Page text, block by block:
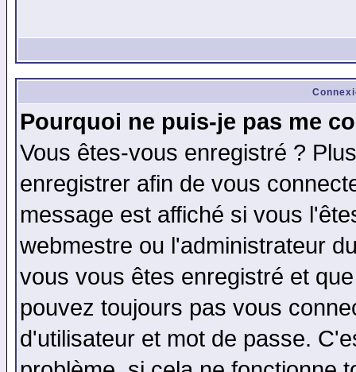
Pourquoi ne puis-je pas me
Vous êtes-vous enregistré ?
enregistrer afin de vous
message est affiché si vous
webmestre ou l'administrateur
vous vous êtes enregistré et
pouvez toujours pas vous
d'utilisateur et mot de passe.